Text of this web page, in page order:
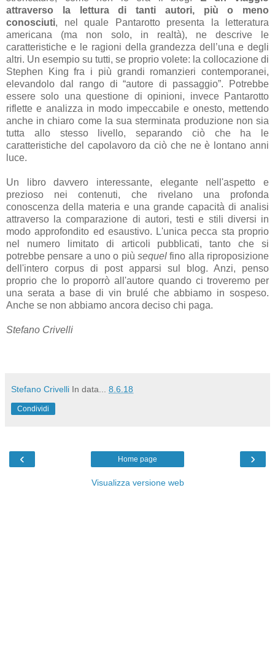
attraverso la lettura di tanti autori, più o meno
conosciuti, nel quale Pantarotto presenta la letteratura
americana (ma non solo, in realtà), ne descrive le
caratteristiche e le ragioni della grandezza dell’una e degli
altri. Un esempio su tutti, se proprio volete: la collocazione di
Stephen King fra i più grandi romanzieri contemporanei,
elevandolo dal rango di “autore di passaggio”. Potrebbe
essere solo una questione di opinioni, invece Pantarotto
riflette e analizza in modo impeccabile e onesto, mettendo
anche in chiaro come la sua sterminata produzione non sia
tutta allo stesso livello, separando ciò che ha le
caratteristiche del capolavoro da ciò che ne è lontano anni
luce.
Un libro davvero interessante, elegante nell'aspetto e
prezioso nei contenuti, che rivelano una profonda
conoscenza della materia e una grande capacità di analisi
attraverso la comparazione di autori, testi e stili diversi in
modo approfondito ed esaustivo. L'unica pecca sta proprio
nel numero limitato di articoli pubblicati, tanto che si
potrebbe pensare a uno o più sequel fino alla riproposizione
dell'intero corpus di post apparsi sul blog. Anzi, penso
proprio che lo proporrò all'autore quando ci troveremo per
una serata a base di vin brulé che abbiamo in sospeso.
Anche se non abbiamo ancora deciso chi paga.
Stefano Crivelli
Stefano Crivelli In data... 8.6.18
Condividi
‹ ›
Home page
Visualizza versione web